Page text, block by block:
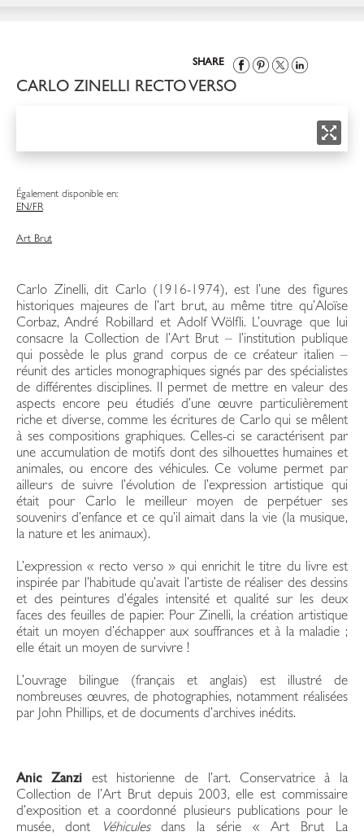
SHARE
CARLO ZINELLI RECTO VERSO
Également disponible en:
EN/FR
Art Brut
Carlo Zinelli, dit Carlo (1916-1974), est l’une des figures
historiques majeures de l’art brut, au même titre qu’Aloïse
Corbaz, André Robillard et Adolf Wölfli. L’ouvrage que lui
consacre la Collection de l’Art Brut – l’institution publique
qui possède le plus grand corpus de ce créateur italien –
réunit des articles monographiques signés par des spécialistes
de différentes disciplines. Il permet de mettre en valeur des
aspects encore peu étudiés d’une œuvre particulièrement
riche et diverse, comme les écritures de Carlo qui se mêlent
à ses compositions graphiques. Celles-ci se caractérisent par
une accumulation de motifs dont des silhouettes humaines et
animales, ou encore des véhicules. Ce volume permet par
ailleurs de suivre l’évolution de l’expression artistique qui
était pour Carlo le meilleur moyen de perpétuer ses
souvenirs d’enfance et ce qu’il aimait dans la vie (la musique,
la nature et les animaux).
L’expression « recto verso » qui enrichit le titre du livre est
inspirée par l’habitude qu’avait l’artiste de réaliser des dessins
et des peintures d’égales intensité et qualité sur les deux
faces des feuilles de papier. Pour Zinelli, la création artistique
était un moyen d’échapper aux souffrances et à la maladie ;
elle était un moyen de survivre !
L’ouvrage bilingue (français et anglais) est illustré de
nombreuses œuvres, de photographies, notamment réalisées
par John Phillips, et de documents d’archives inédits.
Anic Zanzi est historienne de l’art. Conservatrice à la
Collection de l’Art Brut depuis 2003, elle est commissaire
d’exposition et a coordonné plusieurs publications pour le
musée, dont
Véhiculesdans la série « Art Brut La